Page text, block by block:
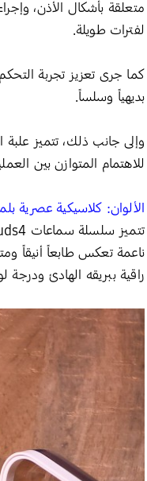
لفترات طويلة.
كما جرى تعزيز تجربة
بديهياً وسلساً.
وإلى جانب ذلك، تتميز
للاهتمام المتوازن بين
الألوان: كلاسيكية عصرية
راقية ببريقه الهادئ ودرجة